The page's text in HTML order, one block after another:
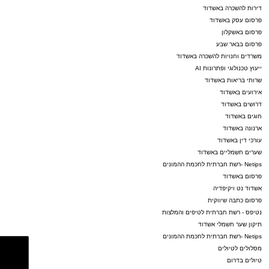
דירות להשכרה באשדוד
פרסום עסק באשדוד
פרסום באשקלון
פרסום בבאר שבע
משרדים וחנויות להשכרה באשדוד
ייעוץ טכנולוגי ופתרונות AI
שרותי בריאות באשדוד
אירועים באשדוד
דרושים באשדוד
חוגים באשדוד
ארנונה באשדוד
עורכי דין באשדוד
שערים חשמליים באשדוד
Netips -רשת חברתית לחכמת ההמונים
פרסום באשדוד
אשדוד נט ויקיפדיה
פרסום כתבה שיווקית
נטיפס - רשת חברתית לטיפים והמלצות
תיקון שער חשמלי אשדוד
Netips -רשת חברתית לחכמת ההמונים
מסלולים לטיולים
טיולים בדרום